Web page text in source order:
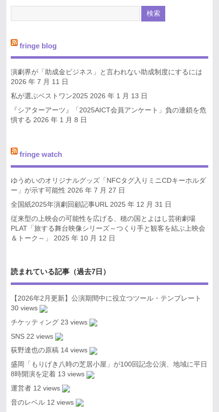
fringe blog
演劇界が「助成金ビジネス」と言われない助成制度にするには
2026 年 7 月 11 日
私が選ぶベストワン2025 2026 年 1 月 13 日
『シアターアーツ』「2025AICT会員アンケート」負の連鎖を危
惧する 2026 年 1 月 8 日
fringe watch
ゆうめいのオリジナルグッズ「NFCタグ入りミニCDキーホルダ
ー」が示す可能性 2026 年 7 月 27 日
全国紙2025年演劇回顧記事URL 2025 年 12 月 31 日
従来型の上映会の可能性を広げる、穂の国とよはし芸術劇場
PLAT「旅する舞台映像シリーズ～つくり手と観客を結ぶ上映会
＆トーク～」
2025 年 10 月 12 日
読まれている記事（過去7日）
【2026年2月更新】公演期間中に役立つツール・テンプレート
30 views
チケッティング 23 views
SNS 22 views
荻野達也の原稿 14 views
盛岡「もりげき八時の芝居小屋」が100回記念公演、地域に平日
8時開演を定着 13 views
運営者 12 views
音のレベル 12 views